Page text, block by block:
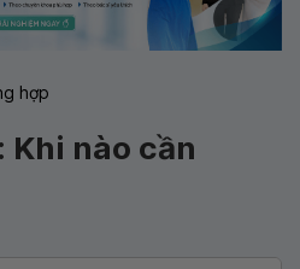
hợp
Khi nào cần